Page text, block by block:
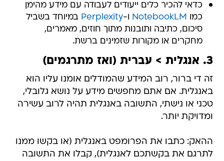
כדאי להכיר כלים ייעודים לעבודה עם מידע מהימן
כמו
NotebookLM ו-Perplexity במיוחד בשביל
סיכום, כתיבה ותובנות מתוך חוזים, מאמרים,
מחקרים או מקורות שזמינים ברשת.
3. אנגלית > עברית (ואז מתרגמים)
זה די ברור, רוב המידע שהמודלים אומנו עליו הוא
באנגלית. אם אתם מחפשים מידע על נושא גלובלי,
טכני או נישתי, התשובה באנגלית תהיה לרוב עשירה
ומדויקת יותר.
ההאק: כתבו את הפרומפט באנגלית (או בקשו ממנו
לתרגם את בקשתכם לאנגלית), קבלו את התשובה